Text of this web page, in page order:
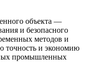
объекта —
и безопасного
методов и
точность и экономию
промышленных